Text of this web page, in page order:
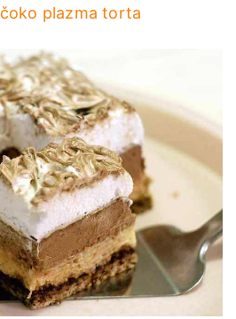
čoko plazma torta